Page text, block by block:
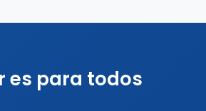
es para todos